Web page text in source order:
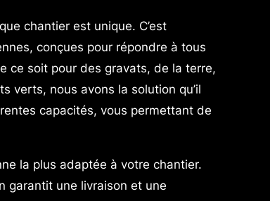
chantier est unique. C’est
conçues pour répondre à tous
ce soit pour des gravats, de la terre,
verts, nous avons la solution qu’il
capacités, vous permettant de
la plus adaptée à votre chantier.
garantit une livraison et une